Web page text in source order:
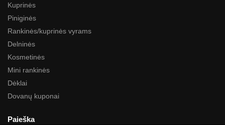
Kuprinės
Piniginės
Rankinės/kuprinės vyrams
Delninės
Kosmetinės
Mini rankinės
Dėklai
Dovanų kuponai
Paieška